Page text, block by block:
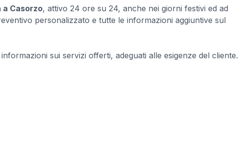
a Casorzo, attivo 24 ore su 24, anche nei giorni festivi ed ad
personalizzato e tutte le informazioni aggiuntive sul
sui servizi offerti, adeguati alle esigenze del cliente.